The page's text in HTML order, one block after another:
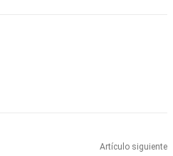
Artículo siguiente